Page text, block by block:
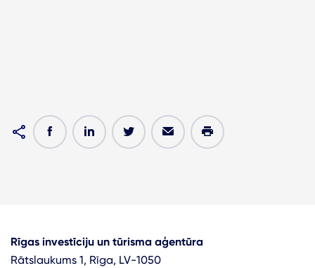
Rīgas investīciju un tūrisma aģentūra
Rātslaukums 1, Rīga, LV-1050